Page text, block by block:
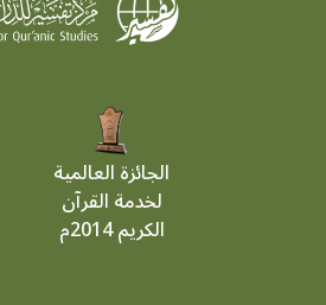
الجائزة العالمية
لخدمة القرآن
الكريم 2014م